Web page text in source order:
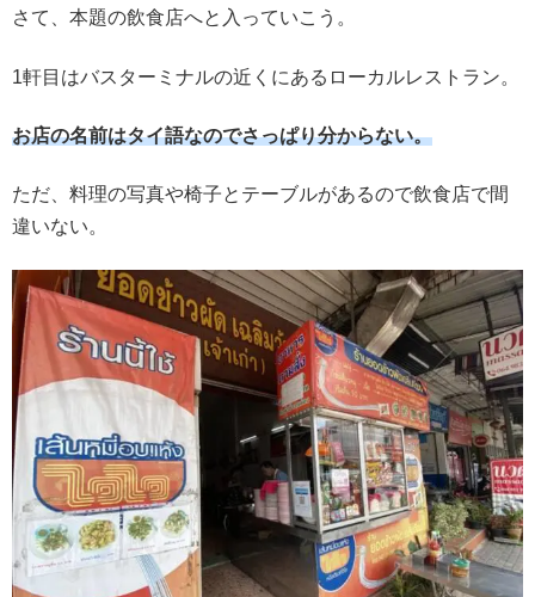
さて、本題の飲食店へと入っていこう。
1軒目はバスターミナルの近くにあるローカルレストラン。
お店の名前はタイ語なのでさっぱり分からない。
ただ、料理の写真や椅子とテーブルがあるので飲食店で間
違いない。